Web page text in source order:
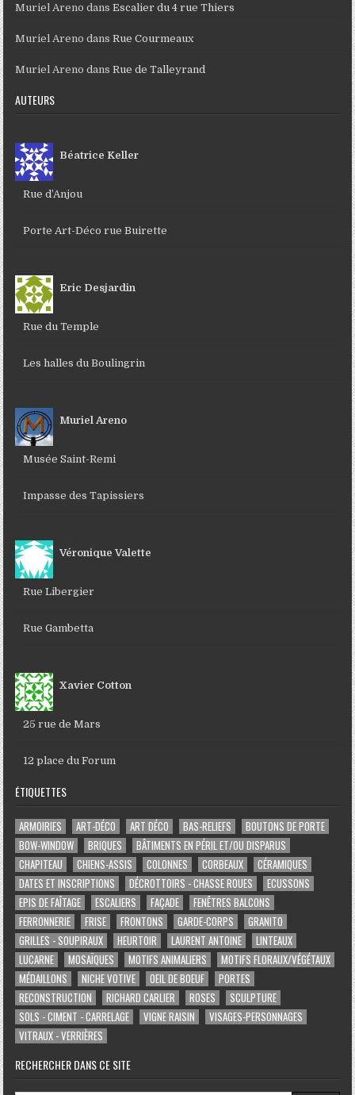
Muriel Areno dansEscalier du 4 rue Thiers
Muriel Areno dansRue Courmeaux
Muriel Areno dansRue de Talleyrand
AUTEURS
Béatrice Keller
Rue d’Anjou
Porte Art-Déco rue Buirette
Eric Desjardin
Rue du Temple
Les halles du Boulingrin
Muriel Areno
Musée Saint-Remi
Impasse des Tapissiers
Véronique Valette
Rue Libergier
Rue Gambetta
Xavier Cotton
25 rue de Mars
12 place du Forum
ÉTIQUETTES
ARMOIRIES ART-DÉCO ART DÉCO BAS-RELIEFS
BOUTONS DE PORTE
BOW-WINDOW
BRIQUES
BÂTIMENTS EN PÉRIL ET/OU DISPARUS
CHAPITEAU
CHIENS-ASSIS COLONNES CORBEAUX
CÉRAMIQUES
DATES ET INSCRIPTIONS
DÉCROTTOIRS - CHASSE ROUES
ECUSSONS
EPIS DE FAÎTAGE
ESCALIERS FAÇADE
FENÊTRES BALCONS
FERRONNERIE
FRISE FRONTONS GARDE-CORPS
GRANITO
GRILLES - SOUPIRAUX
HEURTOIR LAURENT ANTOINE
LINTEAUX
LUCARNE
MOSAÏQUES MOTIFS ANIMALIERS
MOTIFS FLORAUX/VÉGÉTAUX
MÉDAILLONS
NICHE VOTIVE OEIL DE BOEUF
PORTES
RECONSTRUCTION
RICHARD CARLIER ROSES
SCULPTURE
SOLS - CIMENT - CARRELAGE
VIGNE RAISIN
VISAGES-PERSONNAGES
VITRAUX - VERRIÈRES
RECHERCHER DANS CE SITE